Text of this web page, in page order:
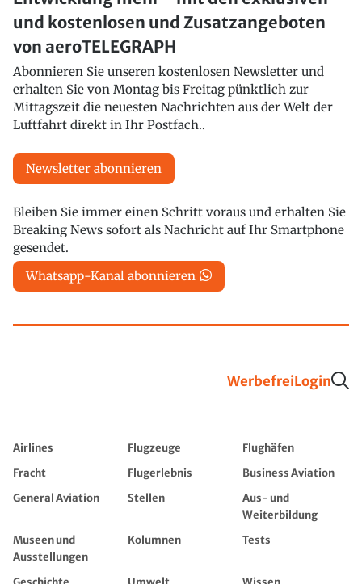
und kostenlosen und Zusatzangeboten
von aeroTELEGRAPH
Abonnieren Sie unseren kostenlosen Newsletter und
erhalten Sie von Montag bis Freitag pünktlich zur
Mittagszeit die neuesten Nachrichten aus der Welt der
Luftfahrt direkt in Ihr Postfach..
Newsletter abonnieren
Bleiben Sie immer einen Schritt voraus und erhalten Sie
Breaking News sofort als Nachricht auf Ihr Smartphone
gesendet.
Whatsapp-Kanal abonnieren
WerbefreiLogin
Airlines Flugzeuge
Flughäfen
Fracht
Flugerlebnis
Business Aviation
General Aviation
Stellen
Aus- und
Weiterbildung
Museen und
Ausstellungen
Kolumnen Tests